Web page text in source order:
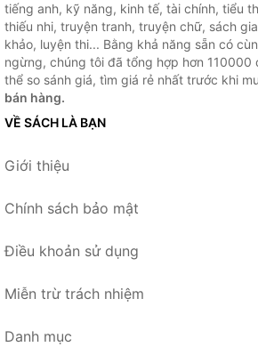
tiếng anh, kỹ năng, kinh tế, tài chính, tiểu
thiếu nhi, truyện tranh, truyện chữ, sách
khảo, luyện thi... Bằng khả năng sẵn có
ngừng, chúng tôi đã tổng hợp hơn 110000
thể so sánh giá, tìm giá rẻ nhất trước khi
bán hàng.
VỀ SÁCH LÀ BẠN
Giới thiệu
Chính sách bảo mật
Điều khoản sử dụng
Miễn trừ trách nhiệm
Danh mục